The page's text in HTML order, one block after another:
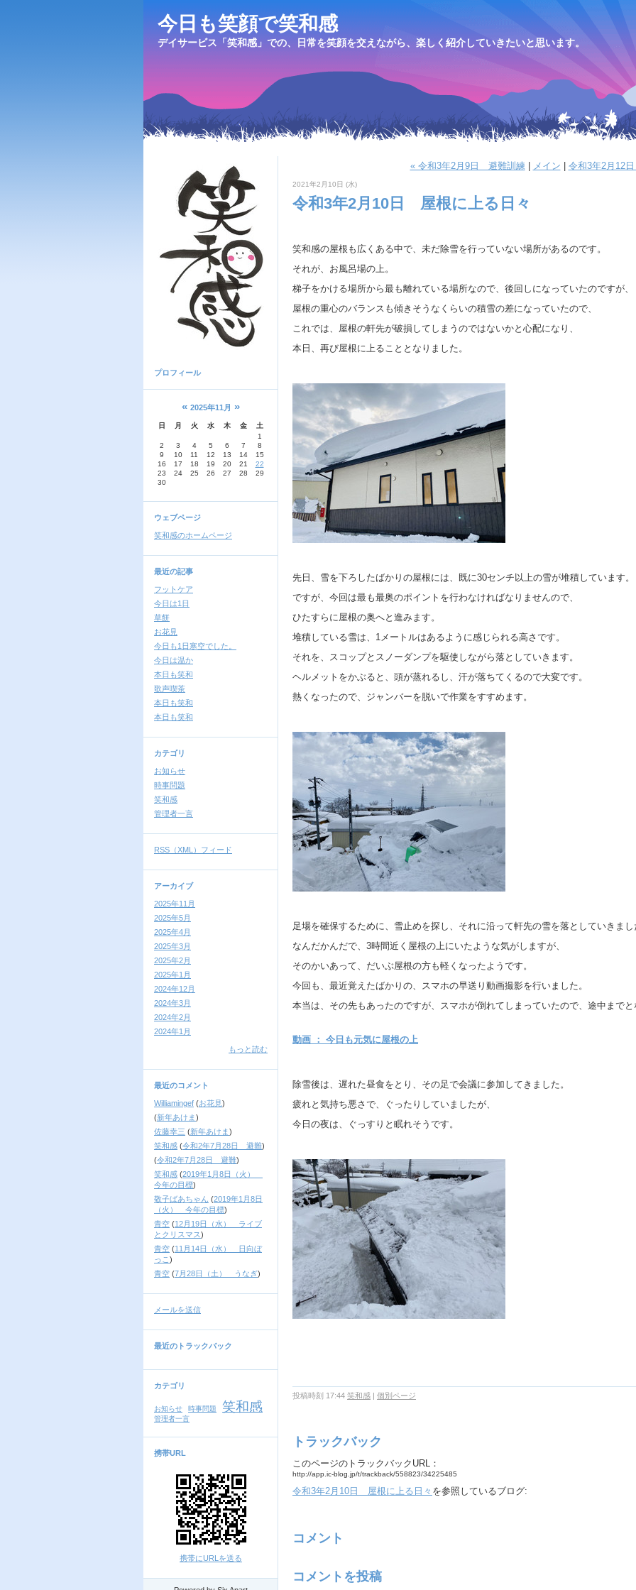
今日も笑顔で笑和感
デイサービス「笑和感」での、日常を笑顔を交えながら、楽しく紹介していきたいと思います。
プロフィール
« 2025年11月 »
日 月 火 水 木 金
土
1
2
3 4 5 6 7
8
9
10 11 12 13 14
15
16
17 18 19 20 21
22
23
24 25 26 27 28
29
30
ウェブページ
笑和感のホームページ
最近の記事
フットケア
今日は1日
草餅
お花見
今日も1日寒空でした。
今日は温か
本日も笑和
歌声喫茶
本日も笑和
本日も笑和
カテゴリ
お知らせ
時事問題
笑和感
管理者一言
RSS（XML）フィード
アーカイブ
2025年11月
2025年5月
2025年4月
2025年3月
2025年2月
2025年1月
2024年12月
2024年3月
2024年2月
2024年1月
もっと読む
最近のコメント
Williamingef (お花見)
(新年あけま )
佐藤幸三 (新年あけま )
笑和感 (令和2年7月28日 避難)
(令和2年7月28日 避難)
笑和感 (2019年1月8日（火）
今年の目標)
敬子ばあちゃん (2019年1月8日
（火） 今年の目標)
青空 (12月19日（水） ライブ
とクリスマス)
青空 (11月14日（水） 日向ぼ
っこ )
青空 (7月28日（土） うなぎ)
メールを送信
最近のトラックバック
カテゴリ
お知らせ 時事問題 笑和感
管理者一言
携帯URL
携帯にURLを送る
« 令和3年2月9日 避難訓練 メイン 令和3年2月12
2021年2月10日 (水)
令和3年2月10日 屋根に上る日々
笑和感の屋根も広くある中で、未だ除雪を行っていない場所があるのです。
それが、お風呂場の上。
梯子をかける場所から最も離れている場所なので、後回しになっていたのですが、
屋根の重心のバランスも傾きそうなくらいの積雪の差になっていたので、
これでは、屋根の軒先が破損してしまうのではないかと心配になり、
本日、再び屋根に上ることとなりました。
先日、雪を下ろしたばかりの屋根には、既に30センチ以上の雪が堆積しています。
ですが、今回は最も最奥のポイントを行わなければなりませんので、
ひたすらに屋根の奥へと進みます。
堆積している雪は、1メートルはあるように感じられる高さです。
それを、スコップとスノーダンプを駆使しながら落としていきます。
ヘルメットをかぶると、頭が蒸れるし、汗が落ちてくるので大変です。
熱くなったので、ジャンバーを脱いで作業をすすめます。
足場を確保するために、雪止めを探し、それに沿って軒先の雪を落としていきまし
なんだかんだで、3時間近く屋根の上にいたような気がしますが、
そのかいあって、だいぶ屋根の方も軽くなったようです。
今回も、最近覚えたばかりの、スマホの早送り動画撮影を行いました。
本当は、その先もあったのですが、スマホが倒れてしまっていたので、途中まで
動画 ： 今日も元気に屋根の上
除雪後は、遅れた昼食をとり、その足で会議に参加してきました。
疲れと気持ち悪さで、ぐったりしていましたが、
今日の夜は、ぐっすりと眠れそうです。
投稿時刻 17:44 笑和感 | 個別ページ
トラックバック
このページのトラックバックURL：
http://app.ic-blog.jp/t/trackback/558823/34225485
令和3年2月10日 屋根に上る日々 を参照しているブログ:
コメント
コメントを投稿